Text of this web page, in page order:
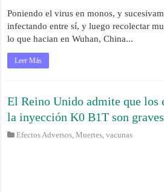
Poniendo el virus en monos, y
infectando entre sí, y luego recolectar
lo que hacian en Wuhan, China...
Leer Más
El Reino Unido admite que los
la inyección K0 B1T son graves
Efectos Adversos,Muertes,vacunas